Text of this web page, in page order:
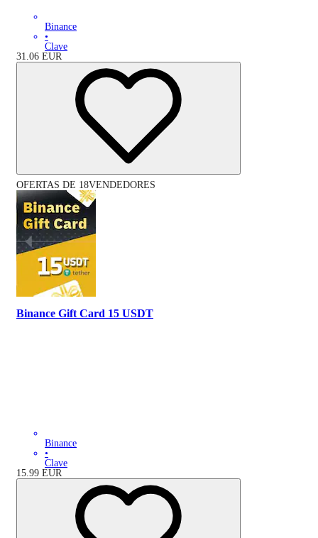
Binance
•
Clave
31.06 EUR
OFERTAS DE 18VENDEDORES
Binance Gift Card 15 USDT
Binance
•
Clave
15.99 EUR